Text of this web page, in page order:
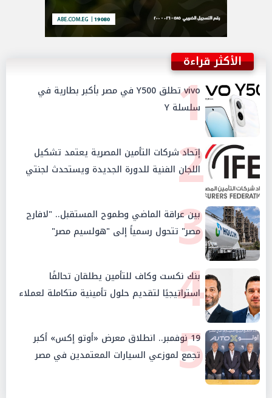
الأكثر قراءة
1
vivo تطلق Y500 في مصر بأكبر بطارية في
سلسلة Y
2
إتحاد شركات التأمين المصرية يعتمد تشكيل
اللجان الفنية للدورة الجديدة ويستحدث لجنتي
الأمن السيبراني والإستثمار والإدخار
3
بين عراقة الماضي وطموح المستقبل.. "لافارچ
مصر" تتحول رسمياً إلى "هولسيم مصر"
4
بنك نكست وكاف للتأمين يطلقان تحالفًا
استراتيجيًا لتقديم حلول تأمينية متكاملة لعملاء
البنك
519 نوفمبر.. انطلاق معرض «أوتو إكس» أكبر
تجمع لموزعي السيارات المعتمدين في مصر